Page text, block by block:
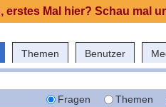
Themen Benutzer
Fragen Themen
erstes Mal hier? Schau mal